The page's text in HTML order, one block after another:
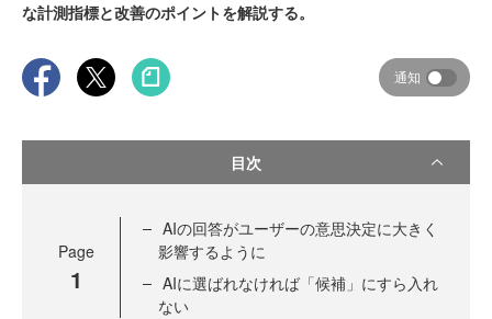
な計測指標と改善のポイントを解説する。
通知
目次
Page
1
AIの回答がユーザーの意思決定に大きく
影響するように
AIに選ばれなければ「候補」にすら入れ
ない